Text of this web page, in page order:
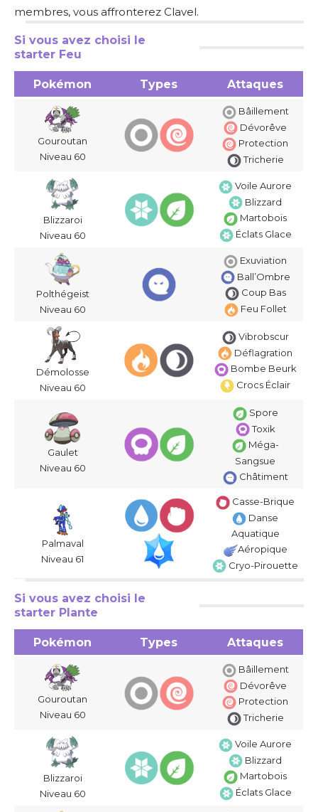
membres, vous affronterez Clavel.
Si vous avez choisi le
starter Feu
Pokémon Types Attaques
Gouroutan
Niveau 60
Bâillement
Dévorêve
Protection
Tricherie
Blizzaroi
Niveau 60
Voile Aurore
Blizzard
Martobois
Éclats Glace
Polthégeist
Niveau 60
Exuviation
Ball’Ombre
Coup Bas
Feu Follet
Démolosse
Niveau 60
Vibrobscur
Déflagration
Bombe Beurk
Crocs Éclair
Gaulet
Niveau 60
Spore
Toxik
Méga-
Sangsue
Châtiment
Palmaval
Niveau 61
Casse-Brique
Danse
Aquatique
Aéropique
Cryo-Pirouette
Si vous avez choisi le
starter Plante
Pokémon Types Attaques
Gouroutan
Niveau 60
Bâillement
Dévorêve
Protection
Tricherie
Blizzaroi
Niveau 60
Voile Aurore
Blizzard
Martobois
Éclats Glace